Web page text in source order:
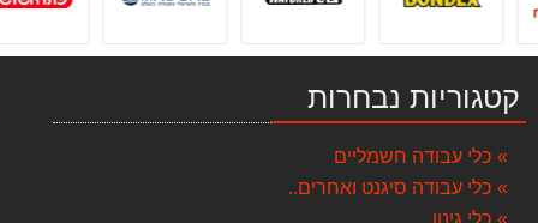
קטגוריות נבחרות
כלי עבודה חשמליים
כלי עבודה סיגנט ואחרים..
כלי גינון